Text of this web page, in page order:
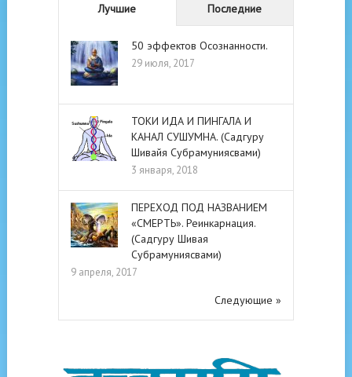
Лучшие Последние
50 эффектов Осознанности.
29 июля, 2017
ТОКИ ИДА И ПИНГАЛА И
КАНАЛ СУШУМНА. (Садгуру
Шивайя Субрамуниясвами)
3 января, 2018
ПЕРЕХОД ПОД НАЗВАНИЕМ
«СМЕРТЬ». Реинкарнация.
(Садгуру Шивая
Субрамуниясвами)
9 апреля, 2017
Следующие »